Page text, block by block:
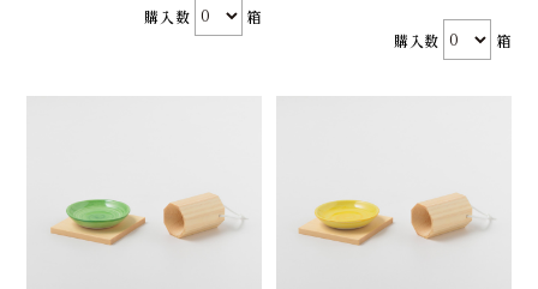
購入数 箱
購入数 箱